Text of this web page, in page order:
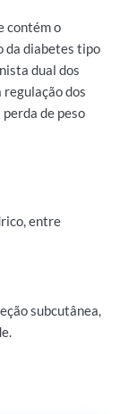
contém o
da diabetes tipo
dual dos
regulação dos
de peso
entre
subcutânea,